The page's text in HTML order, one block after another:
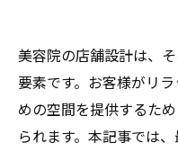
美容院の店舗設計は、
要素です。お客様がリ
めの空間を提供するた
られます。本記事では